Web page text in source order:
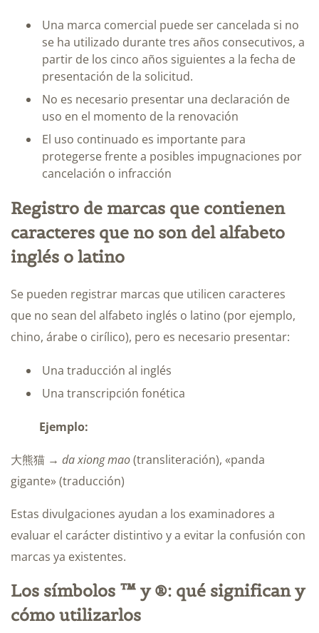
Una marca comercial puede ser cancelada si no
se ha utilizado durante tres años consecutivos, a
partir de los cinco años siguientes a la fecha de
presentación de la solicitud.
No es necesario presentar una declaración de
uso en el momento de la renovación
El uso continuado es importante para
protegerse frente a posibles impugnaciones por
cancelación o infracción
Registro de marcas que contienen
caracteres que no son del alfabeto
inglés o latino
Se pueden registrar marcas que utilicen caracteres
que no sean del alfabeto inglés o latino (por ejemplo,
chino, árabe o cirílico), pero es necesario presentar:
Una traducción al inglés
Una transcripción fonética
Ejemplo:
大熊猫 → da xiong mao(transliteración), «panda
gigante» (traducción)
Estas divulgaciones ayudan a los examinadores a
evaluar el carácter distintivo y a evitar la confusión con
marcas ya existentes.
Los símbolos ™ y ®: qué significan y
cómo utilizarlos